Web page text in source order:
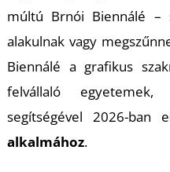
múltú Brnói Biennálé –
alakulnak vagy
Biennálé a grafikus
felvállaló
segítségével 2026-ban
alkalmához.